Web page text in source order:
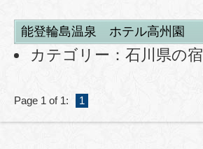
能登輪島温泉 ホテル高州園
カテゴリー： 石川県の宿
Page 1 of 1: 1